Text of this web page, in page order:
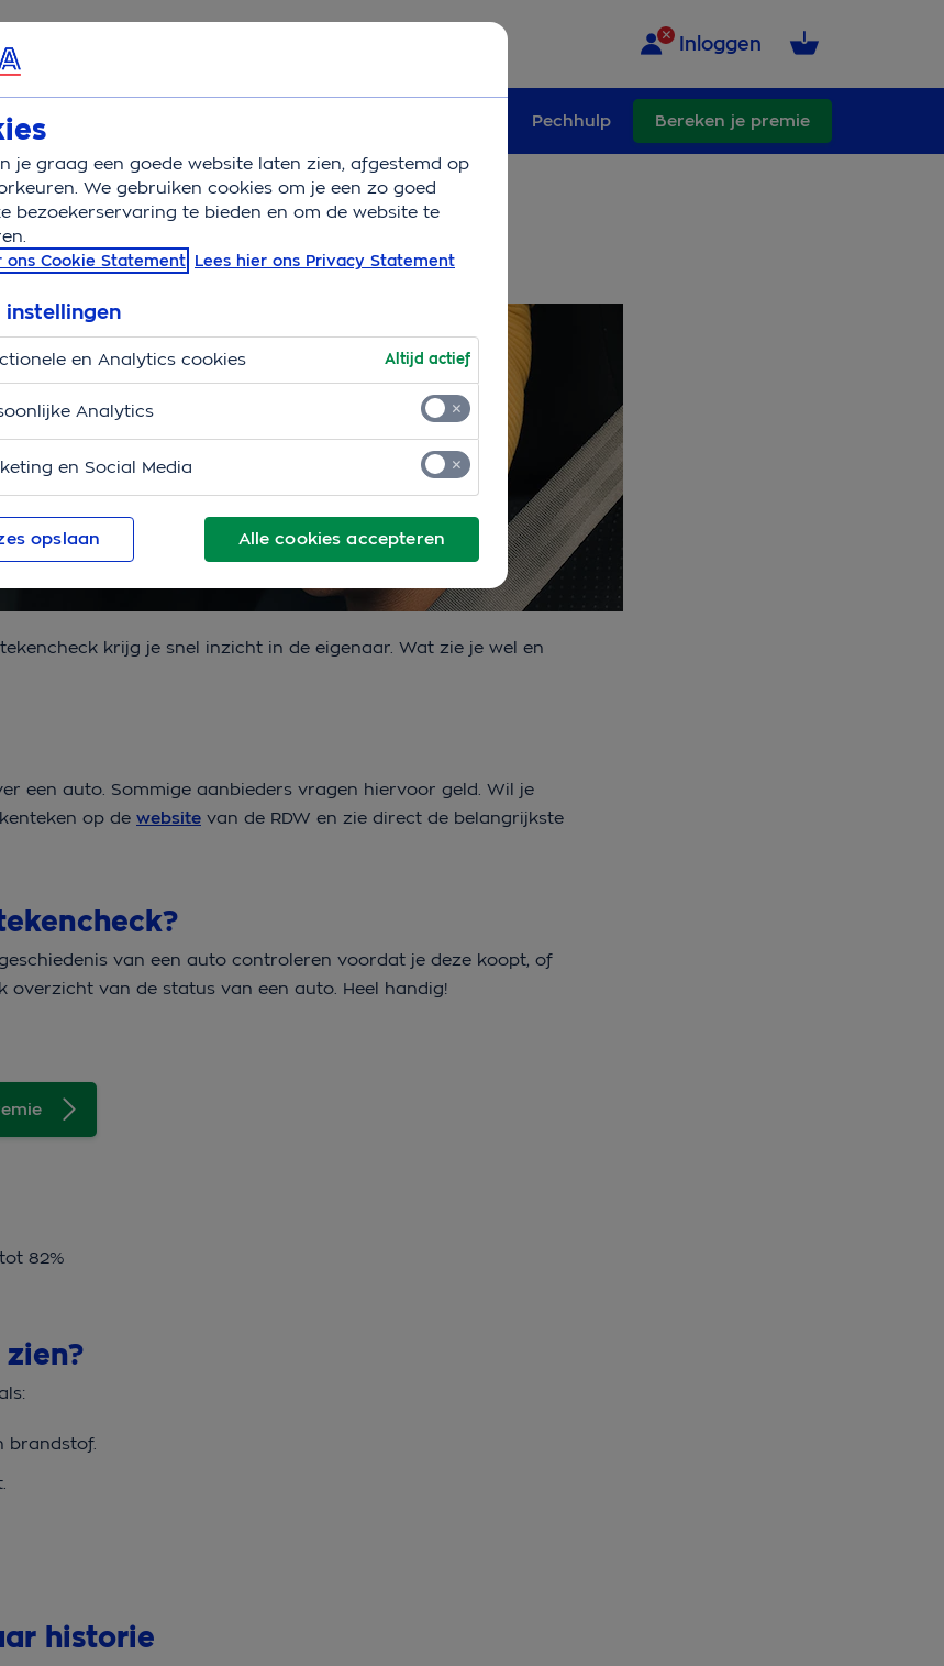
Contact Inloggen
Pechhulp Bereken je premie
eigenaar
krijg je snel inzicht in de eigenaar. Wat zie je wel en
een auto. Sommige aanbieders vragen hiervoor geld. Wil je
op de website van de RDW en zie direct de belangrijkste
van een auto controleren voordat je deze koopt, of
van de status van een auto. Heel handig!
82%
brandstof.
historie
je graag een goede website laten zien, afgestemd op
We gebruiken cookies om je een zo goed
bezoekerservaring te bieden en om de website te
ons Cookie Statement Lees hier ons Privacy Statement
Alle cookies accepteren
instellingen
en Analytics cookies Altijd actief
Analytics
en Social Media
opslaan